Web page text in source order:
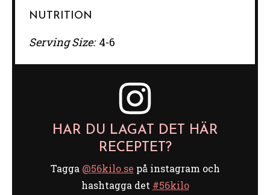
NUTRITION
Serving Size: 4-6
HAR DU LAGAT DET HÄR
RECEPTET?
Tagga @56kilo.se på instagram och
hashtagga det #56kilo